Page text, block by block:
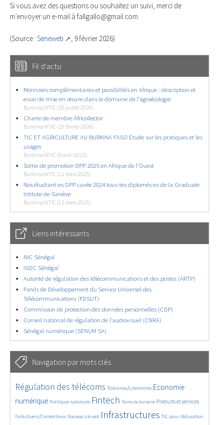
Si vous avez des questions ou souhaitez un suivi, merci de
m’envoyer un e-mail à fallgallo@gmail.com.
(Source : Seneweb , 9 février 2026)
Fil d'actu
Monnaies complémentaires et possibilités en Afrique : description et
essai de mise en œuvre dans le domaine de l’agroécologie
Burkina NTIC (30 juillet 2026)
Charte de membre Africollector
Burkina NTIC (25 février 2026)
TIC ET AGRICULTURE AU BURKINA FASO Étude sur les pratiques et les
usages
Burkina NTIC (9 avril 2025)
Sortie de promotion DPP 2025 en Afrique de l’Ouest
Burkina NTIC (12 mars 2025)
Nos étudiant-es DPP cuvée 2024 tous-tes diplomés-es de la Graduate
Intitute de Genève
Burkina NTIC (12 mars 2025)
Liens intéressants
NIC Sénégal
ISOC Sénégal
Autorité de régulation des télécommunications et des postes (ARTP)
Fonds de Développement du Service Universel des
Télécommunications (FDSUT)
Commission de protection des données personnelles (CDP)
Conseil national de régulation de l’audiovisuel (CNRA)
Sénégal numérique (SENUM SA)
Navigation par mots clés
4607/5729
Régulation des télécoms
380/5729 Télécentres/Cybercentres
3638/5729
Economie
numérique
1890/5729 Politique nationale
5235/5729 Fintech
681/5729 Noms de domaine
2323/5729 Produits et services
1550/5729
Faits divers/Contentieux Nouveau site web Infrastructures TIC pour l’éducation